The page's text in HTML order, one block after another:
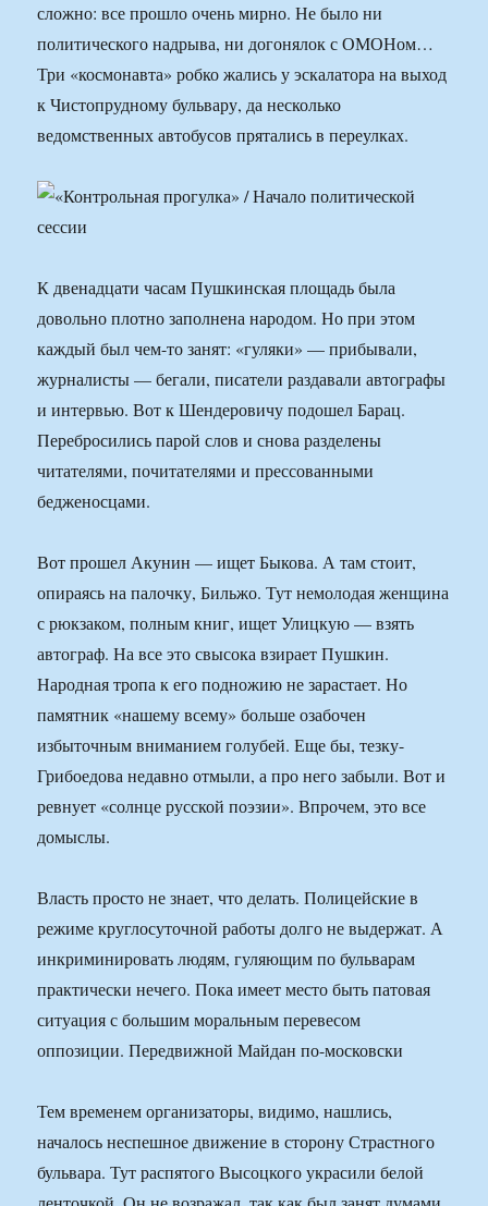
сложно: все прошло очень мирно. Не было ни
политического надрыва, ни догонялок с ОМОНом…
Три «космонавта» робко жались у эскалатора на выход
к Чистопрудному бульвару, да несколько
ведомственных автобусов прятались в переулках.
К двенадцати часам Пушкинская площадь была
довольно плотно заполнена народом. Но при этом
каждый был чем-то занят: «гуляки» — прибывали,
журналисты — бегали, писатели раздавали автографы
и интервью. Вот к Шендеровичу подошел Барац.
Перебросились парой слов и снова разделены
читателями, почитателями и прессованными
бедженосцами.
Вот прошел Акунин — ищет Быкова. А там стоит,
опираясь на палочку, Бильжо. Тут немолодая женщина
с рюкзаком, полным книг, ищет Улицкую — взять
автограф. На все это свысока взирает Пушкин.
Народная тропа к его подножию не зарастает. Но
памятник «нашему всему» больше озабочен
избыточным вниманием голубей. Еще бы, тезку-
Грибоедова недавно отмыли, а про него забыли. Вот и
ревнует «солнце русской поэзии». Впрочем, это все
домыслы.
Власть просто не знает, что делать. Полицейские в
режиме круглосуточной работы долго не выдержат. А
инкриминировать людям, гуляющим по бульварам
практически нечего. Пока имеет место быть патовая
ситуация с большим моральным перевесом
оппозиции. Передвижной Майдан по-московски
Тем временем организаторы, видимо, нашлись,
началось неспешное движение в сторону Страстного
бульвара. Тут распятого Высоцкого украсили белой